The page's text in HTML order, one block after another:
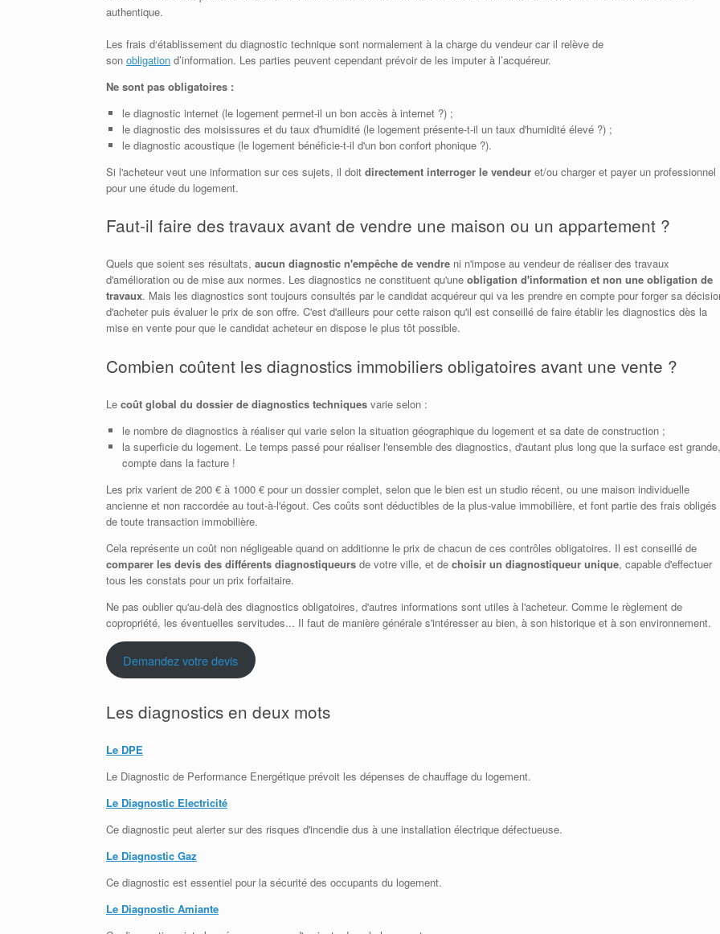
authentique.
Les frais d‘établissement du diagnostic technique sont normalement à la charge du vendeur car il relève de
son obligation d’information. Les parties peuvent cependant prévoir de les imputer à l’acquéreur.
Ne sont pas obligatoires :
le diagnostic internet (le logement permet-il un bon accès à internet ?) ;
le diagnostic des moisissures et du taux d'humidité (le logement présente-t-il un taux d'humidité élevé ?) ;
le diagnostic acoustique (le logement bénéficie-t-il d'un bon confort phonique ?).
Si l'acheteur veut une information sur ces sujets, il doit directement interroger le vendeur et/ou charger et payer un professionnel
pour une étude du logement.
Faut-il faire des travaux avant de vendre une maison ou un appartement ?
Quels que soient ses résultats, aucun diagnostic n'empêche de vendre ni n'impose au vendeur de réaliser des travaux
d'amélioration ou de mise aux normes. Les diagnostics ne constituent qu'une obligation d'information et non une obligation de
travaux. Mais les diagnostics sont toujours consultés par le candidat acquéreur qui va les prendre en compte pour forger sa
d'acheter puis évaluer le prix de son offre. C'est d'ailleurs pour cette raison qu'il est conseillé de faire établir les diagnostics dès la
mise en vente pour que le candidat acheteur en dispose le plus tôt possible.
Combien coûtent les diagnostics immobiliers obligatoires avant une vente ?
Le coût global du dossier de diagnostics techniques varie selon :
le nombre de diagnostics à réaliser qui varie selon la situation géographique du logement et sa date de construction ;
la superficie du logement. Le temps passé pour réaliser l'ensemble des diagnostics, d'autant plus long que la surface est grande,
compte dans la facture !
Les prix varient de 200 € à 1000 € pour un dossier complet, selon que le bien est un studio récent, ou une maison individuelle
ancienne et non raccordée au tout-à-l'égout. Ces coûts sont déductibles de la plus-value immobilière, et font partie des frais obligés
de toute transaction immobilière.
Cela représente un coût non négligeable quand on additionne le prix de chacun de ces contrôles obligatoires. Il est conseillé de
comparer les devis des différents diagnostiqueurs de votre ville, et de choisir un diagnostiqueur unique, capable d'effectuer
tous les constats pour un prix forfaitaire.
Ne pas oublier qu'au-delà des diagnostics obligatoires, d'autres informations sont utiles à l'acheteur. Comme le règlement de
copropriété, les éventuelles servitudes... Il faut de manière générale s'intéresser au bien, à son historique et à son environnement.
Demandez votre devis
Les diagnostics en deux mots
Le DPE
Le Diagnostic de Performance Energétique prévoit les dépenses de chauffage du logement.
Le Diagnostic Electricité
Ce diagnostic peut alerter sur des risques d'incendie dus à une installation électrique défectueuse.
Le Diagnostic Gaz
Ce diagnostic est essentiel pour la sécurité des occupants du logement.
Le Diagnostic Amiante